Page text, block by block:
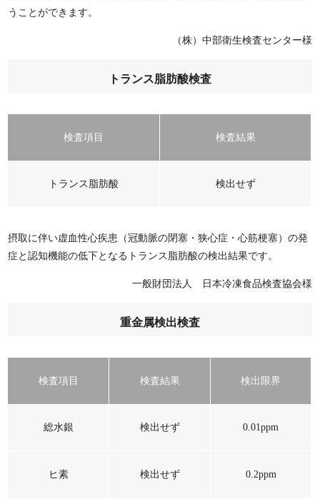
うことができます。
（株）中部衛生検査センター様
トランス脂肪酸検査
検査項目 検査結果
トランス脂肪酸 検出せず
摂取に伴い虚血性心疾患（冠動脈の閉塞・狭心症・心筋梗塞）の発
症と認知機能の低下となるトランス脂肪酸の検出結果です。
一般財団法人 日本冷凍食品検査協会様
重金属検出検査
検査項目 検査結果 検出限界
総水銀 検出せず 0.01ppm
ヒ素 検出せず 0.2ppm